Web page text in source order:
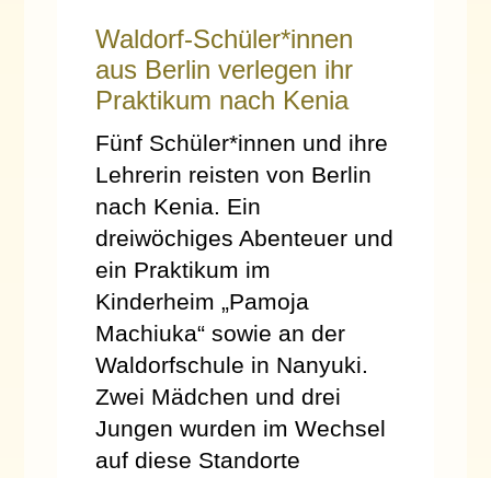
Waldorf-Schüler*innen
aus Berlin verlegen ihr
Praktikum nach Kenia
Fünf Schüler*innen und ihre
Lehrerin reisten von Berlin
nach Kenia. Ein
dreiwöchiges Abenteuer und
ein Praktikum im
Kinderheim „Pamoja
Machiuka“ sowie an der
Waldorfschule in Nanyuki.
Zwei Mädchen und drei
Jungen wurden im Wechsel
auf diese Standorte